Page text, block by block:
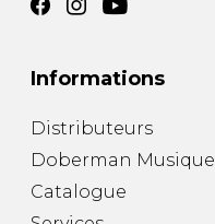
Informations
Distributeurs
Doberman Musique
Catalogue